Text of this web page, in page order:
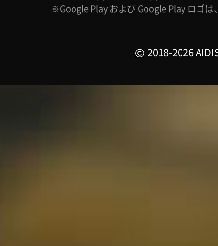
※Google Play および Google Play ロゴは
2018-2026